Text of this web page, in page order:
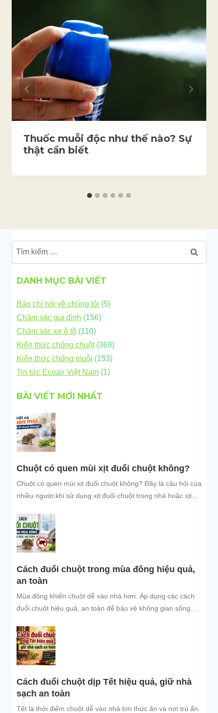
Thuốc muỗi độc như thế nào? Sự
thật cần biết
Tìm
kiếm
cho:
DANH MỤC BÀI VIẾT
Báo chí nói về chúng tôi (5)
Chăm sóc gia đình (156)
Chăm sóc xe ô tô (110)
Kiến thức chống chuột(369)
Kiến thức chống muỗi (153)
Tin tức Ecoair Việt Nam (1)
BÀI VIẾT MỚI NHẤT
Chuột có quen mùi xịt đuổi chuột không?
Chuột có quen mùi xịt đuổi chuột không? Đây là câu hỏi của
nhiều người khi sử dụng xịt đuổi chuột trong nhà hoặc xịt...
Cách đuổi chuột trong mùa đông hiệu quả,
an toàn
Mùa đông khiến chuột dễ vào nhà hơn. Áp dụng các cách
đuổi chuột hiệu quả, an toàn để bảo vệ không gian sống
Cách đuổi chuột dịp Tết hiệu quả, giữ nhà
sạch an toàn
Tết là thời điểm chuột dễ vào nhà tìm thức ăn và nơi trú ẩn.